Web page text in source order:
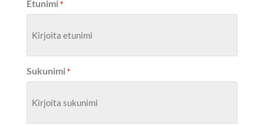
Etunimi *
Sukunimi *